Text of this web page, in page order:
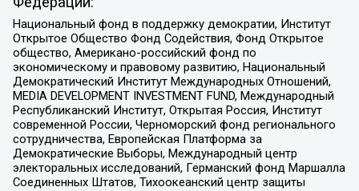
Национальный фонд в поддержку демократии, Институт
Открытое Общество Фонд Содействия, Фонд Открытое
общество, Американо-российский фонд по
экономическому и правовому развитию, Национальный
Демократический Институт Международных Отношений,
MEDIA DEVELOPMENT INVESTMENT FUND, Международный
Республиканский Институт, Открытая Россия, Институт
современной России, Черноморский фонд регионального
сотрудничества, Европейская Платформа за
Демократические Выборы, Международный центр
электоральных исследований, Германский фонд Маршалла
Соединенных Штатов, Тихоокеанский центр защиты